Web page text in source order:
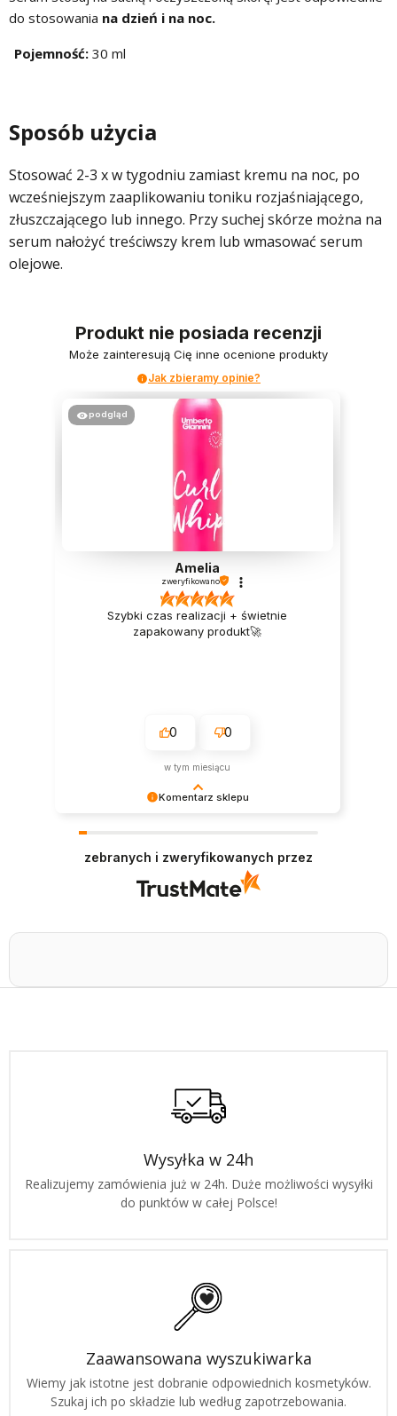
do stosowania na dzień i na noc.
Pojemność: 30 ml
Sposób użycia
Stosować 2-3 x w tygodniu zamiast kremu na noc, po
wcześniejszym zaaplikowaniu toniku rozjaśniającego,
złuszczającego lub innego. Przy suchej skórze można na
serum nałożyć treściwszy krem lub wmasować serum
olejowe.
Produkt nie posiada recenzji
Może zainteresują Cię inne ocenione produkty
Jak zbieramy opinie?
Komentarz sklepu
że jesteśmy na właściwym torze :) Z
podgląd
Amelia
zweryfikowano
Szybki czas realizacji + świetnie
zapakowany produkt🚀
0 0
w tym miesiącu
zebranych i zweryfikowanych przez
Wysyłka w 24h
Realizujemy zamówienia już w 24h. Duże możliwości wysyłki
do punktów w całej Polsce!
Zaawansowana wyszukiwarka
Wiemy jak istotne jest dobranie odpowiednich kosmetyków.
Szukaj ich po składzie lub według zapotrzebowania.